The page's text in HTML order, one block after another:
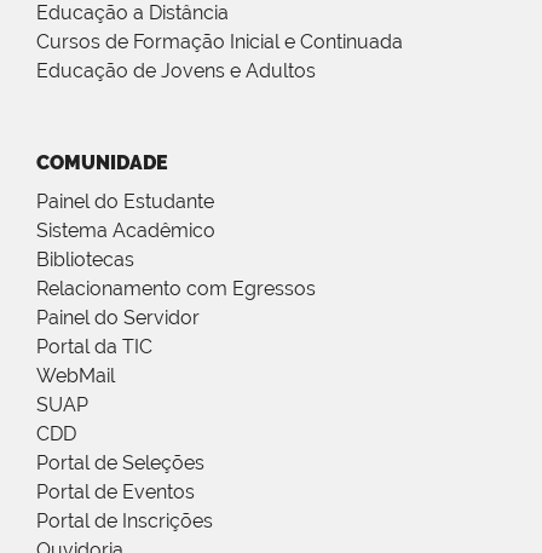
Educação a Distância
Cursos de Formação Inicial e Continuada
Educação de Jovens e Adultos
COMUNIDADE
Painel do Estudante
Sistema Acadêmico
Bibliotecas
Relacionamento com Egressos
Painel do Servidor
Portal da TIC
WebMail
SUAP
CDD
Portal de Seleções
Portal de Eventos
Portal de Inscrições